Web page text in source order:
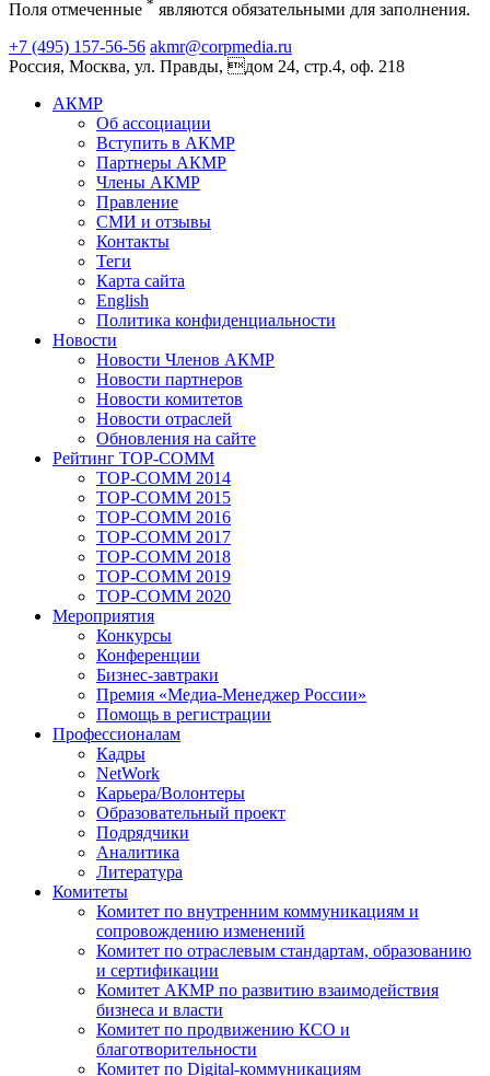
Поля отмеченные * являются обязательными для заполнения.
+7 (495) 157-56-56 akmr@corpmedia.ru
Россия, Москва, ул. Правды, дом 24, стр.4, оф. 218
АКМР
Об ассоциации
Вступить в АКМР
Партнеры АКМР
Члены АКМР
Правление
СМИ и отзывы
Контакты
Теги
Карта сайта
English
Политика конфиденциальности
Новости
Новости Членов АКМР
Новости партнеров
Новости комитетов
Новости отраслей
Обновления на сайте
Рейтинг TOP-COMM
TOP-COMM 2014
TOP-COMM 2015
TOP-COMM 2016
TOP-COMM 2017
TOP-COMM 2018
TOP-COMM 2019
TOP-COMM 2020
Мероприятия
Конкурсы
Конференции
Бизнес-завтраки
Премия «Медиа-Менеджер России»
Помощь в регистрации
Профессионалам
Кадры
NetWork
Карьера/Волонтеры
Образовательный проект
Подрядчики
Аналитика
Литература
Комитеты
Комитет по внутренним коммуникациям и
сопровождению изменений
Комитет по отраслевым стандартам, образованию
и сертификации
Комитет АКМР по развитию взаимодействия
бизнеса и власти
Комитет по продвижению КСО и
благотворительности
Комитет по Digital-коммуникациям